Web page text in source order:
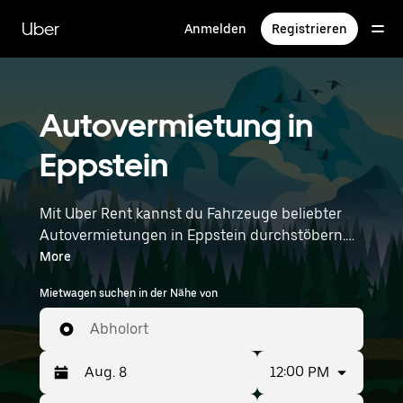
zum
Hauptinhalt
Uber Anmelden Registrieren
Autovermietung in
Eppstein
Mit Uber Rent kannst du Fahrzeuge beliebter
Autovermietungen in Eppstein durchstöbern.
Von Elektroautos über Limousinen bis hin zu
SUVs stehen dir Fahrzeuge zur Auswahl, die
sowohl für Alleinreisende als auch für Gruppen
mit bis zu 7 Personen geeignet sind. Gib deine
Zeit- und Standortangaben (z. B. Frankfurt
Airport) ein, um Autovermietungen in deiner
Nähe zu finden.
More
Mietwagen suchen in der Nähe von
Abholort
12:00 PM